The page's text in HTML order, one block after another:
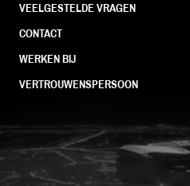
VEELGESTELDE VRAGEN
CONTACT
WERKEN BIJ
VERTROUWENSPERSOON
FC